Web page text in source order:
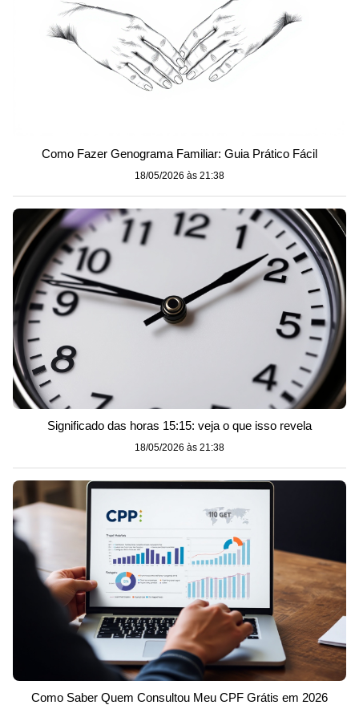
Como Fazer Genograma Familiar: Guia Prático Fácil
18/05/2026 às 21:38
Significado das horas 15:15: veja o que isso revela
18/05/2026 às 21:38
Como Saber Quem Consultou Meu CPF Grátis em 2026